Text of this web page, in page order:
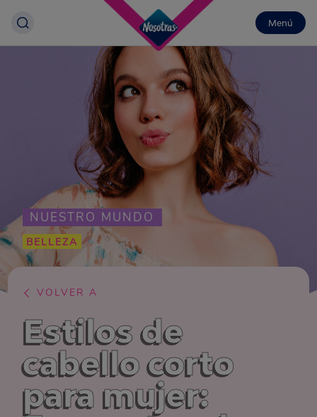
Menú
NUESTRO MUNDO
BELLEZA
VOLVER A
Estilos de
cabello corto
para mujer: